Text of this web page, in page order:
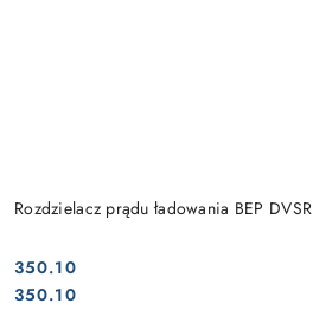
Rozdzielacz prądu ładowania BEP DVSR
Cena:
350.10
Cena:
350.10